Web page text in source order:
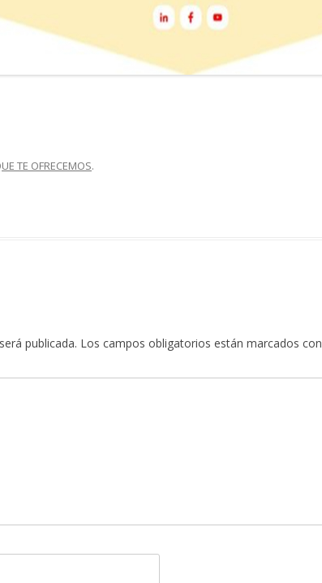
TE OFRECEMOS.
publicada. Los campos obligatorios están marcados con